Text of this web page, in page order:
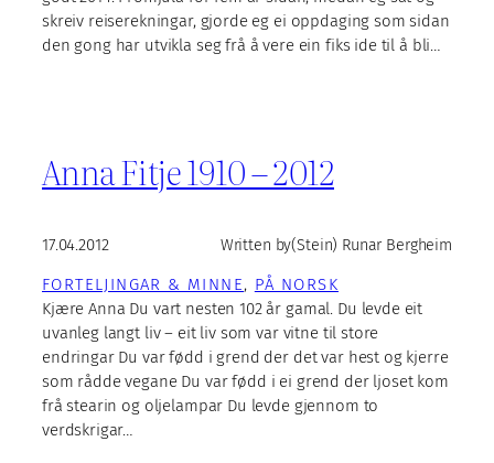
skreiv reiserekningar, gjorde eg ei oppdaging som sidan
den gong har utvikla seg frå å vere ein fiks ide til å bli…
Anna Fitje 1910 – 2012
17.04.2012 Written by(Stein) Runar Bergheim
FORTELJINGAR & MINNE, PÅ NORSK
Kjære Anna Du vart nesten 102 år gamal. Du levde eit
uvanleg langt liv – eit liv som var vitne til store
endringar Du var fødd i grend der det var hest og kjerre
som rådde vegane Du var fødd i ei grend der ljoset kom
frå stearin og oljelampar Du levde gjennom to
verdskrigar…